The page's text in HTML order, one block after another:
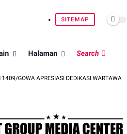
SITEMAP
Halaman Search
DEDIKASI WARTAWAN MEDIA MITRA